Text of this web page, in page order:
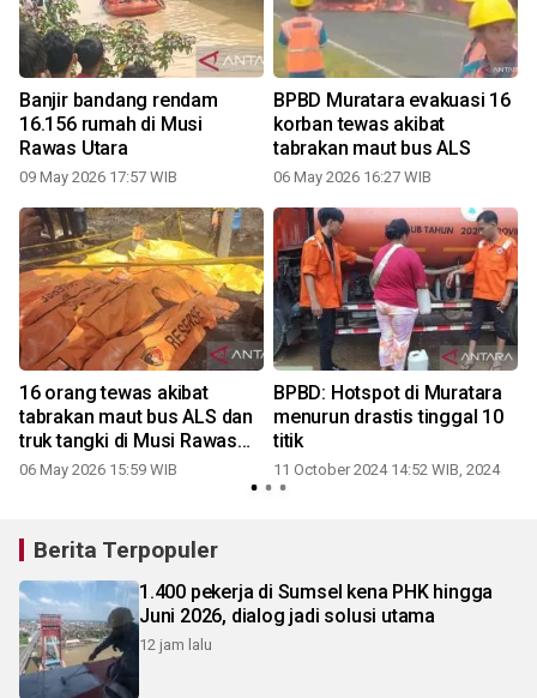
Banjir bandang rendam
16.156 rumah di Musi
Rawas Utara
09 May 2026 17:57 WIB
BPBD Muratara evakuasi 16
korban tewas akibat
tabrakan maut bus ALS
06 May 2026 16:27 WIB
16 orang tewas akibat
tabrakan maut bus ALS dan
truk tangki di Musi Rawas
Utara
06 May 2026 15:59 WIB
BPBD: Hotspot di Muratara
menurun drastis tinggal 10
titik
11 October 2024 14:52 WIB, 2024
Berita Terpopuler
1.400 pekerja di Sumsel kena PHK hingga
Juni 2026, dialog jadi solusi utama
12 jam lalu